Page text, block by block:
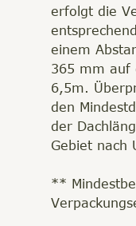
erfolgt die
einem
365 mm auf
6,5m.
den
der
Gebiet nach
**